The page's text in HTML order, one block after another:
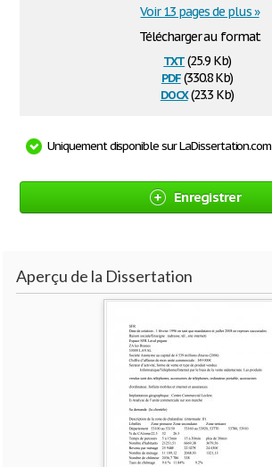
Télécharger au format
txt(25.9 Kb)
pdf(330.8 Kb)
docx(23.3 Kb)
Voir 13 pages de plus »
Uniquement disponible sur LaDissertation.com
Enregistrer
Aperçu de la Dissertation